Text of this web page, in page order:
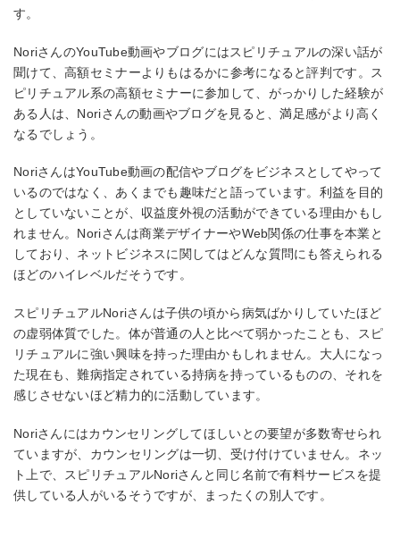
す。
NoriさんのYouTube動画やブログにはスピリチュアルの深い話が
聞けて、高額セミナーよりもはるかに参考になると評判です。ス
ピリチュアル系の高額セミナーに参加して、がっかりした経験が
ある人は、Noriさんの動画やブログを見ると、満足感がより高く
なるでしょう。
NoriさんはYouTube動画の配信やブログをビジネスとしてやって
いるのではなく、あくまでも趣味だと語っています。利益を目的
としていないことが、収益度外視の活動ができている理由かもし
れません。Noriさんは商業デザイナーやWeb関係の仕事を本業と
しており、ネットビジネスに関してはどんな質問にも答えられる
ほどのハイレベルだそうです。
スピリチュアルNoriさんは子供の頃から病気ばかりしていたほど
の虚弱体質でした。体が普通の人と比べて弱かったことも、スピ
リチュアルに強い興味を持った理由かもしれません。大人になっ
た現在も、難病指定されている持病を持っているものの、それを
感じさせないほど精力的に活動しています。
Noriさんにはカウンセリングしてほしいとの要望が多数寄せられ
ていますが、カウンセリングは一切、受け付けていません。ネッ
ト上で、スピリチュアルNoriさんと同じ名前で有料サービスを提
供している人がいるそうですが、まったくの別人です。